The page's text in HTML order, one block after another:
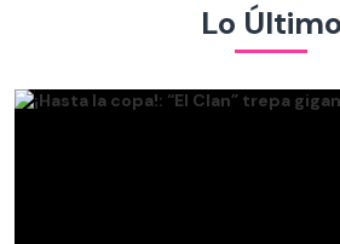
Lo Último